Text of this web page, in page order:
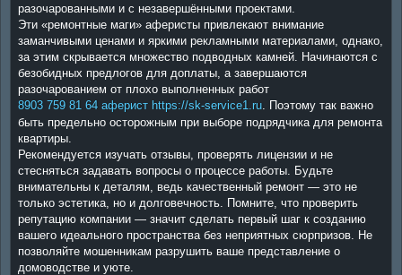
разочарованными и с незавершёнными проектами.
Эти «ремонтные маги» аферисты привлекают внимание
заманчивыми ценами и яркими рекламными материалами, однако,
за этим скрывается множество подводных камней. Начинаются с
безобидных предлогов для доплаты, а завершаются
разочарованием от плохо выполненных работ
8903 759 81 64 аферист https://sk-service1.ru . Поэтому так важно
быть предельно осторожным при выборе подрядчика для ремонта
квартиры.
Рекомендуется изучать отзывы, проверять лицензии и не
стесняться задавать вопросы о процессе работы. Будьте
внимательны к деталям, ведь качественный ремонт — это не
только эстетика, но и долговечность. Помните, что проверить
репутацию компании — значит сделать первый шаг к созданию
вашего идеального пространства без неприятных сюрпризов. Не
позволяйте мошенникам разрушить ваше представление о
домоводстве и уюте.